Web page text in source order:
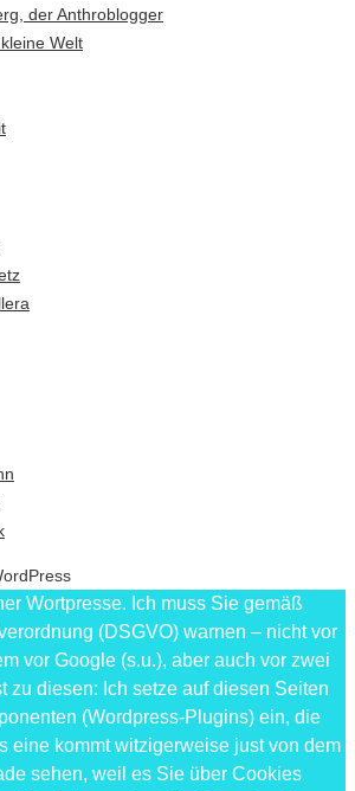
der Anthroblogger
Welt
Wortpresse. Ich muss Sie gemäß
(DSGVO) warnen – nicht vor
vor Google (s.u.), aber auch vor zwei
zu diesen: Ich setze auf diesen Seiten
(Wordpress-Plugins) ein, die
eine kommt witzigerweise just von dem
sehen, weil es Sie über Cookies